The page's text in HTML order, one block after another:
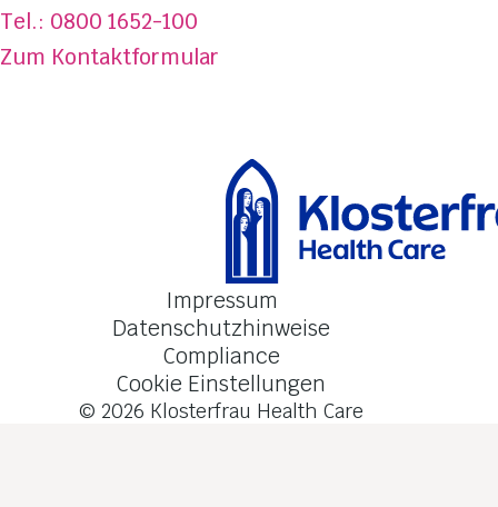
Über DermaSel
Jetzt kaufen
Tel.: 0800 1652-100
Zum Kontaktformular
Impressum
Datenschutzhinweise
Compliance
Cookie Einstellungen
© 2026 Klosterfrau Health Care